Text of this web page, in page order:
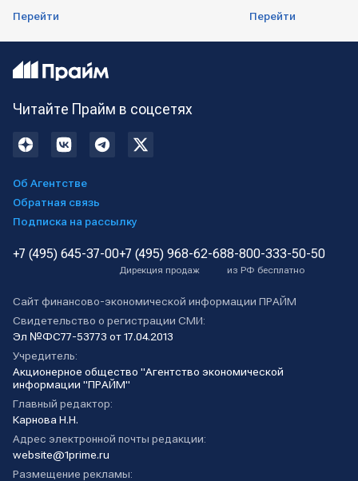
Перейти Перейти
Читайте Прайм в соцсетях
Об Агентстве
Обратная связь
Подписка на рассылку
+7 (495) 645-37-00+7 (495) 968-62-68
Дирекция продаж
8-800-333-50-50
из РФ бесплатно
Сайт финансово-экономической информации ПРАЙМ
Свидетельство о регистрации СМИ:
Эл №ФС77-53773 от 17.04.2013
Учредитель:
Акционерное общество "Агентство экономической
информации "ПРАЙМ"
Главный редактор:
Карнова Н.Н.
Адрес электронной почты редакции:
website@1prime.ru
Размещение рекламы: